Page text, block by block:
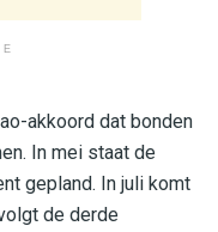
akkoord dat bonden
In mei staat de
gepland. In juli komt
de derde